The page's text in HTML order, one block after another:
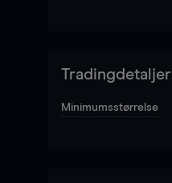
Tradingdetaljer
Minimumsstørrelse